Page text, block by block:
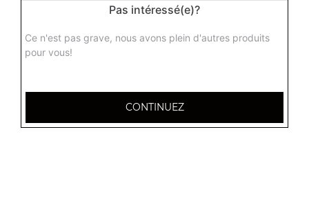
32 AVENUE DU 20E CORPS
54000 NANCY
Pas intéressé(e)?
Ce n'est pas grave, nous avons plein d'autres produits
pour vous!
CONTINUEZ